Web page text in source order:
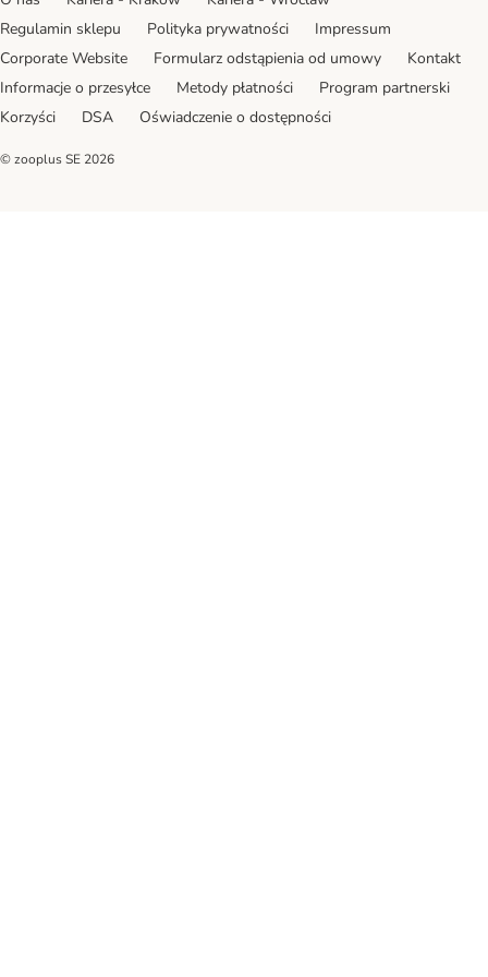
Regulamin sklepu
Polityka prywatności
Impressum
Corporate Website
Formularz odstąpienia od umowy
Kontakt
Informacje o przesyłce
Metody płatności
Program partnerski
Korzyści
DSA Oświadczenie o dostępności
© zooplus SE 2026